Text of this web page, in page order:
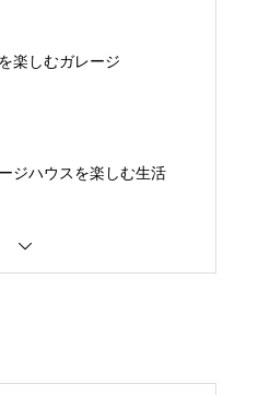
楽しむガレージ
ジハウスを楽しむ生活